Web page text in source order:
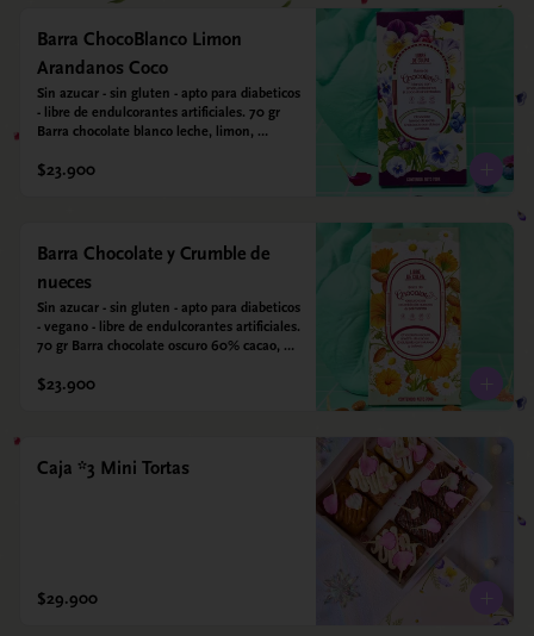
Barra ChocoBlanco Limon
Arandanos Coco
Sin azucar - sin gluten - apto para diabeticos
- libre de endulcorantes artificiales. 70 gr
Barra chocolate blanco leche, limon,
con alulosa.
$23.900
Barra Chocolate y Crumble de
nueces
Sin azucar - sin gluten - apto para diabeticos
- vegano - libre de endulcorantes artificiales.
70 gr Barra chocolate oscuro 60% cacao,
sal marina. Endulzada con alulosa.
$23.900
Caja *3 Mini Tortas
$29.900